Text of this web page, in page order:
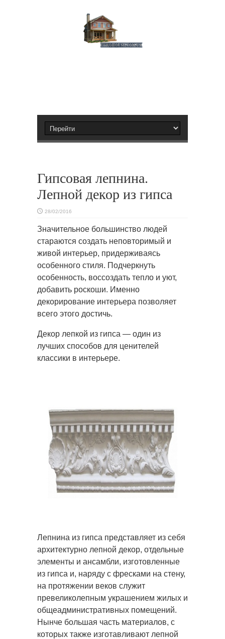
Гипсовая лепнина.
Лепной декор из гипса
28/02/2016
Значительное большинство людей
стараются создать неповторимый и
живой интерьер, придерживаясь
особенного стиля. Подчеркнуть
особенность, воссоздать тепло и уют,
добавить роскоши. Именно
декорирование интерьера позволяет
всего этого достичь.
Декор лепкой из гипса — один из
лучших способов для ценителей
классики в интерьере.
Лепнина из гипса представляет из себя
архитектурно лепной декор, отдельные
элементы и ансамбли, изготовленные
из гипса и, наряду с фресками на стену,
на протяжении веков служит
превеликолепным украшением жилых и
общеадминистративных помещений.
Нынче большая часть материалов, с
которых также изготавливают лепной